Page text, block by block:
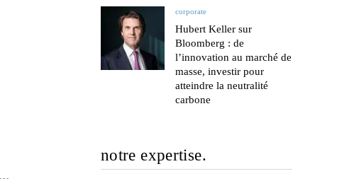
corporate
Hubert Keller sur
Bloomberg : de
l’innovation au marché de
masse, investir pour
atteindre la neutralité
carbone
notre expertise.